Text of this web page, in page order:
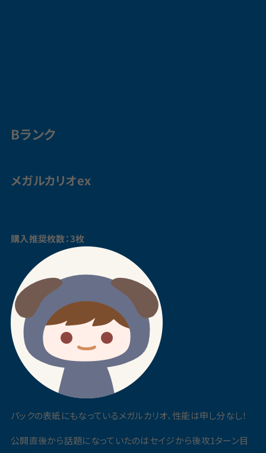
Bランク
メガルカリオex
購入推奨枚数：3枚
パックの表紙にもなっているメガルカリオ、性能は申し分なし！
公開直後から話題になっていたのはセイジから後攻1ターン目